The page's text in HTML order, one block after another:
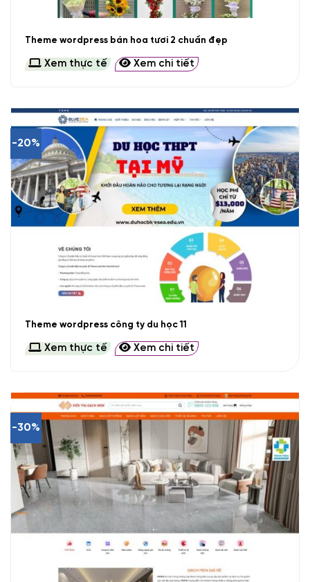
Theme wordpress bán hoa tươi 2 chuẩn đẹp
Xem thực tế Xem chi tiết
-20%
Theme wordpress công ty du học 11
Xem thực tế Xem chi tiết
-30%